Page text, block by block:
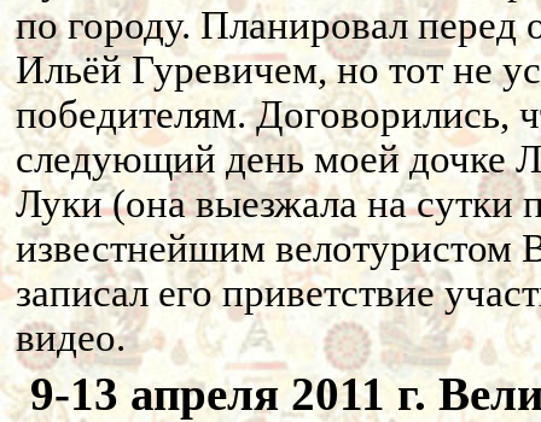
по городу. Планировал перед
Ильёй Гуревичем, но тот не
победителям. Договорились,
следующий день моей дочке
Луки (она выезжала на сутки
известнейшим велотуристом
записал его приветствие
видео.
9-13 апреля 2011 г.